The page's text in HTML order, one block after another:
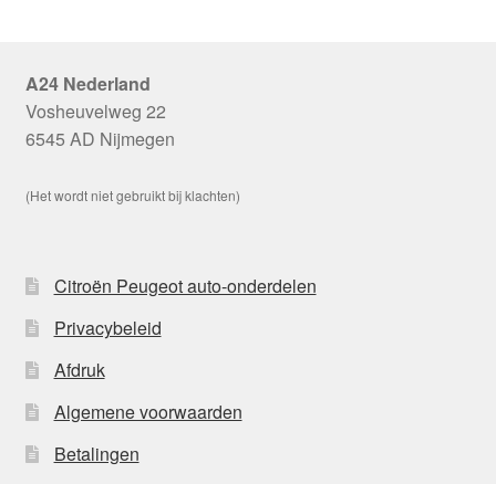
A24 Nederland
Vosheuvelweg 22
6545 AD Nijmegen
(Het wordt niet gebruikt bij klachten)
Citroën Peugeot auto-onderdelen
Privacybeleid
Afdruk
Algemene voorwaarden
Betalingen